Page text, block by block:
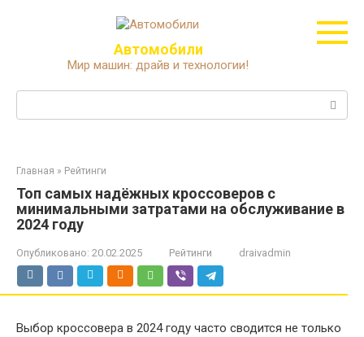
Автомобили
Мир машин: драйв и технологии!
Главная » Рейтинги
Топ самых надёжных кроссоверов с
минимальными затратами на обслуживание в
2024 году
Опубликовано: 20.02.2025 Рейтинги draivadmin
Выбор кроссовера в 2024 году часто сводится не только